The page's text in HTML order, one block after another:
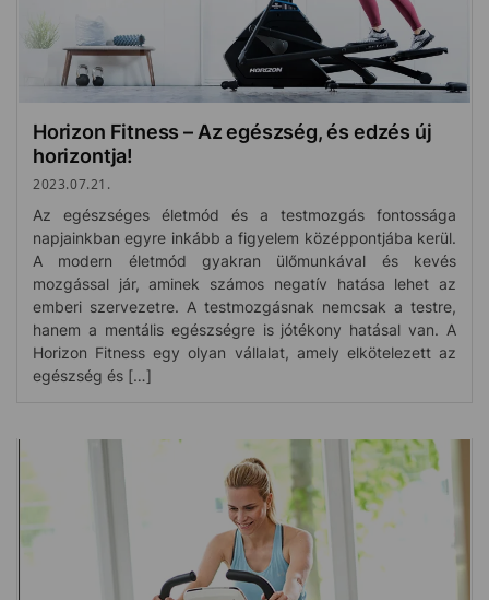
Horizon Fitness – Az egészség, és edzés új
horizontja!
2023.07.21.
Az egészséges életmód és a testmozgás fontossága
napjainkban egyre inkább a figyelem középpontjába kerül.
A modern életmód gyakran ülőmunkával és kevés
mozgással jár, aminek számos negatív hatása lehet az
emberi szervezetre. A testmozgásnak nemcsak a testre,
hanem a mentális egészségre is jótékony hatásal van. A
Horizon Fitness egy olyan vállalat, amely elkötelezett az
egészség és […]